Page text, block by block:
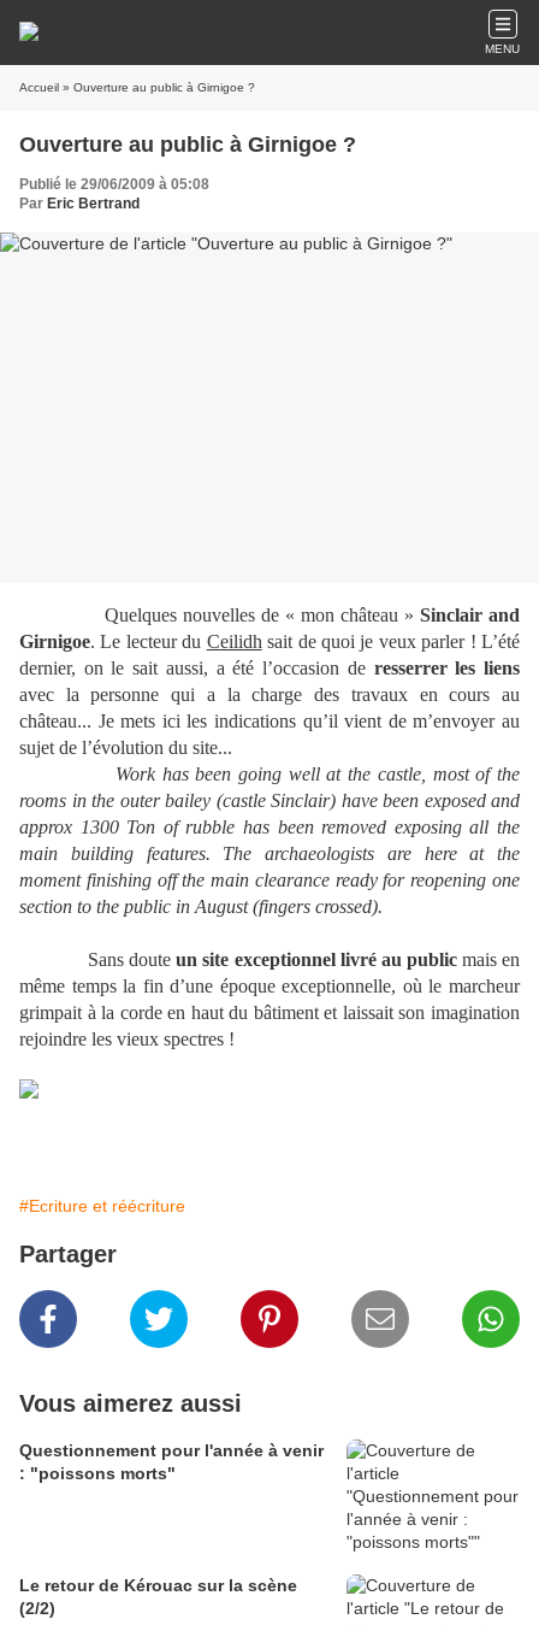
MENU
Accueil » Ouverture au public à Girnigoe ?
Ouverture au public à Girnigoe ?
Publié le 29/06/2009 à 05:08
Par Eric Bertrand
Quelques nouvelles de « mon château » Sinclair and
Girnigoe. Le lecteur du Ceilidh sait de quoi je veux parler ! L’été
dernier, on le sait aussi, a été l’occasion de resserrer les liens
avec la personne qui a la charge des travaux en cours au
château... Je mets ici les indications qu’il vient de m’envoyer au
sujet de l’évolution du site...
Work has been going well at the castle, most of the
rooms in the outer bailey (castle Sinclair) have been exposed and
approx 1300 Ton of rubble has been removed exposing all the
main building features. The archaeologists are here at the
moment finishing off the main clearance ready for reopening one
section to the public in August (fingers crossed).
Sans douteun site exceptionnel livré au publicmais en
même temps la fin d’une époque exceptionnelle, où le marcheur
grimpait à la corde en haut du bâtiment et laissait son imagination
rejoindre les vieux spectres !
#Ecriture et réécriture
Partager
Vous aimerez aussi
Questionnement pour l'année à venir
: "poissons morts"
Le retour de Kérouac sur la scène
(2/2)